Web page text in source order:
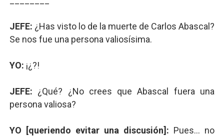
JEFE: ¿Has visto lo de la muerte de Carlos Abascal?
Se nos fue una persona valiosísima.
YO: ¡¿?!
JEFE: ¿Qué? ¿No crees que Abascal fuera una
persona valiosa?
YO [queriendo evitar una discusión]: Pues... no